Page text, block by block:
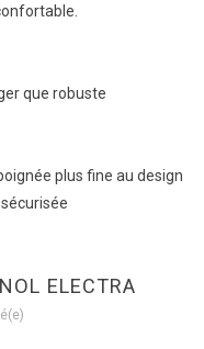
que robuste
plus fine au design
ELECTRA